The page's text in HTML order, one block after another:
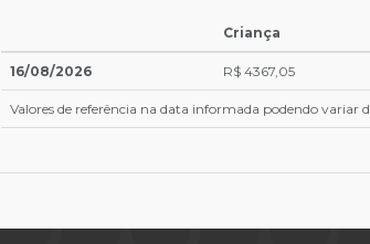
Criança
16/08/2026 R$ 4367,05
Valores de referência na data informada podendo variar